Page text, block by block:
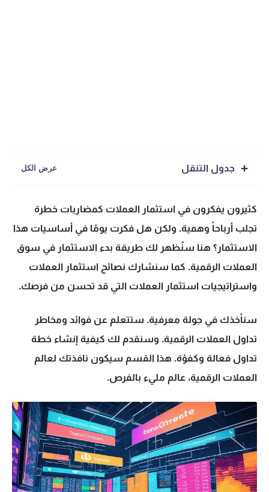
جدول التنقل
كثيرون يفكرون في استثمار العملات كمضاربات خطرة
تجلب أرباحاً وهمية. ولكن هل فكرت يومًا في أساسيات هذا
الاستثمار؟ هنا سنُظهر لك طريقة بدء الاستثمار في سوق
العملات الرقمية. كما سنشارك نصائح استثمار العملات
واستراتيجيات استثمار العملات التي قد تحسن من فرصك.
سنأخذك في جولة معرفية. ستتعلم عن فوائد ومخاطر
تداول العملات الرقمية. وسنقدم لك كيفية إنشاء خطة
تداول فعالة وكفؤة. هذا القسم سيكون نافذتك لعالم
العملات الرقمية، عالم مليء بالفرص.